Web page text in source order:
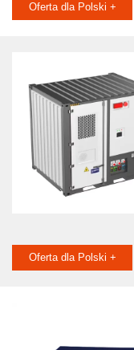
Oferta dla Polski +
Oferta dla Polski +